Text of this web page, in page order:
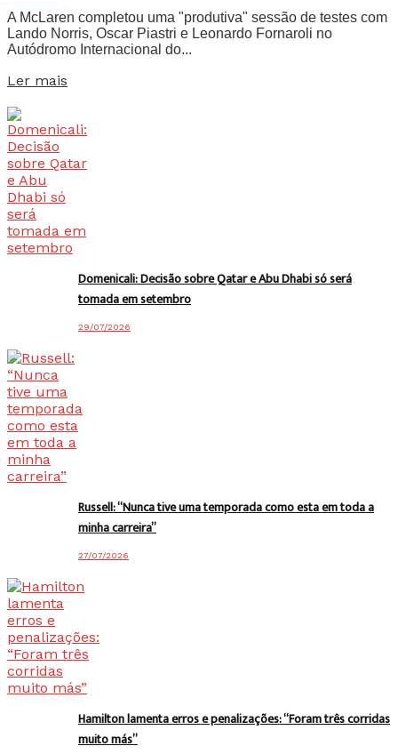
A McLaren completou uma "produtiva" sessão de testes com
Lando Norris, Oscar Piastri e Leonardo Fornaroli no
Autódromo Internacional do...
Ler mais
Domenicali: Decisão sobre Qatar e Abu Dhabi só será
tomada em setembro
29/07/2026
Russell: “Nunca tive uma temporada como esta em toda a
minha carreira”
27/07/2026
Hamilton lamenta erros e penalizações: “Foram três corridas
muito más”